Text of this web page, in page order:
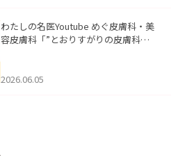
わたしの名医Youtube めぐ皮膚科・美
容皮膚科「”とおりすがりの皮膚科
2026.06.05